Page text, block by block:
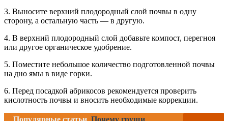
3. Выносите верхний плодородный слой почвы в одну
сторону, а остальную часть — в другую.
4. В верхний плодородный слой добавьте компост, перегноя
или другое органическое удобрение.
5. Поместите небольшое количество подготовленной почвы
на дно ямы в виде горки.
6. Перед посадкой абрикосов рекомендуется проверить
кислотность почвы и вносить необходимые коррекции.
Популярные статьи Почему груши